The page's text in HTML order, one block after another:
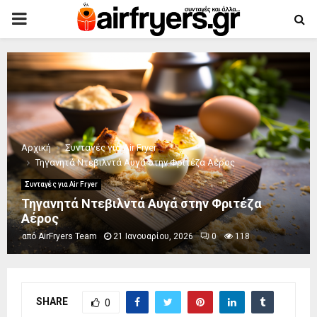
PRIMARY
MENU
Αρχική
Συνταγές για Air Fryer
Τηγανητά Ντεβιλντά Αυγά στην Φριτέζα Αέρος
Συνταγές για Air Fryer
Τηγανητά Ντεβιλντά Αυγά στην Φριτέζα
Αέρος
απόAirFryers Team 21 Ιανουαρίου, 2026 0 118
SHARE 0